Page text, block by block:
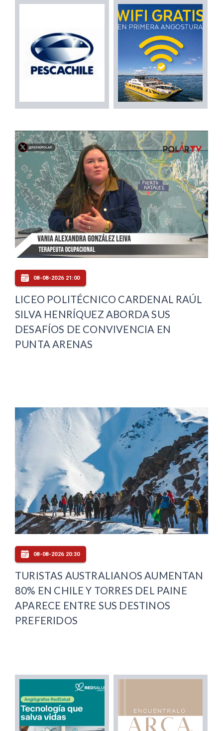
08-08-2026 21:00
LICEO POLITÉCNICO CARDENAL RAÚL
SILVA HENRÍQUEZ ABORDA SUS
DESAFÍOS DE CONVIVENCIA EN
PUNTA ARENAS
08-08-2026 20:30
TURISTAS AUSTRALIANOS AUMENTAN
80% EN CHILE Y TORRES DEL PAINE
APARECE ENTRE SUS DESTINOS
PREFERIDOS